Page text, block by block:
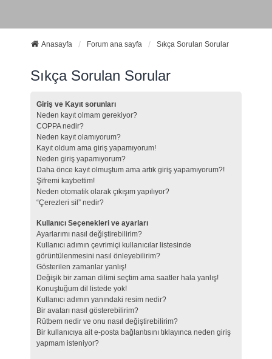
Anasayfa Forum ana sayfa Sıkça Sorulan Sorular
Sıkça Sorulan Sorular
Giriş ve Kayıt sorunları
Neden kayıt olmam gerekiyor?
COPPA nedir?
Neden kayıt olamıyorum?
Kayıt oldum ama giriş yapamıyorum!
Neden giriş yapamıyorum?
Daha önce kayıt olmuştum ama artık giriş yapamıyorum?!
Şifremi kaybettim!
Neden otomatik olarak çıkışım yapılıyor?
“Çerezleri sil” nedir?
Kullanıcı Seçenekleri ve ayarları
Ayarlarımı nasıl değiştirebilirim?
Kullanıcı adımın çevrimiçi kullanıcılar listesinde
görüntülenmesini nasıl önleyebilirim?
Gösterilen zamanlar yanlış!
Değişik bir zaman dilimi seçtim ama saatler hala yanlış!
Konuştuğum dil listede yok!
Kullanıcı adımın yanındaki resim nedir?
Bir avatarı nasıl gösterebilirim?
Rütbem nedir ve onu nasıl değiştirebilirim?
Bir kullanıcıya ait e-posta bağlantısını tıklayınca neden giriş
yapmam isteniyor?